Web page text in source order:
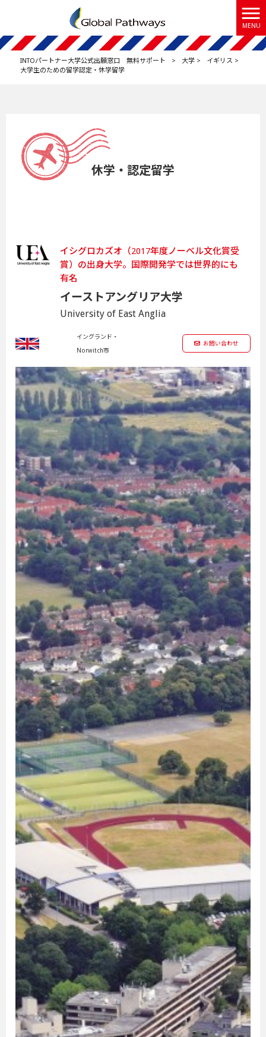
MENU
INTOパートナー大学公式出願窓口 無料サポート > 大学 > イギリス >
大学生のための留学認定・休学留学
休学・認定留学
イシグロカズオ（2017年度ノーベル文化賞受
賞）の出身大学。国際開発学では世界的にも
有名
イーストアングリア大学
University of East Anglia
イングランド・
Norwitch市
お問い合わせ